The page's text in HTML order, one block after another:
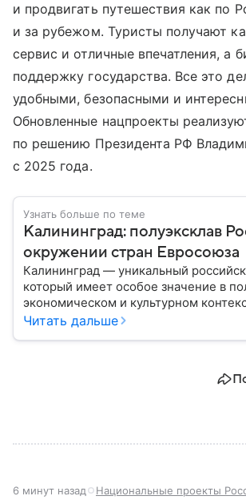
и продвигать путешествия как по
и за рубежом. Туристы получают
сервис и отличные впечатления, а
поддержку государства. Все это
удобными, безопасными и
Обновленные нацпроекты
по решению Президента РФ
с 2025 года.
Узнать больше по теме
Калининград: полуэксклав
окружении стран Евросоюза
Калининград — уникальный
который имеет особое значение в
экономическом и культурном
город, расположенный в самом
Читать дальше
6 минут назад Национальные проекты